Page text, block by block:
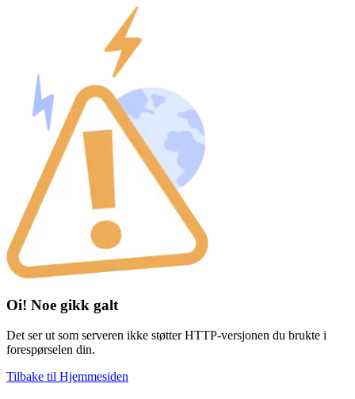
Oi! Noe gikk galt
Det ser ut som serveren ikke støtter HTTP-versjonen du brukte i
forespørselen din.
Tilbake til Hjemmesiden